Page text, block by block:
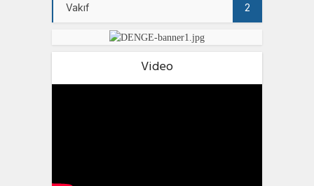
Vakıf 2
Video